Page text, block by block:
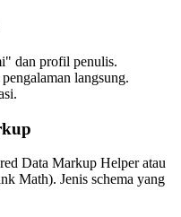
dan profil penulis.
langsung.
Data Markup Helper atau
Math). Jenis schema yang